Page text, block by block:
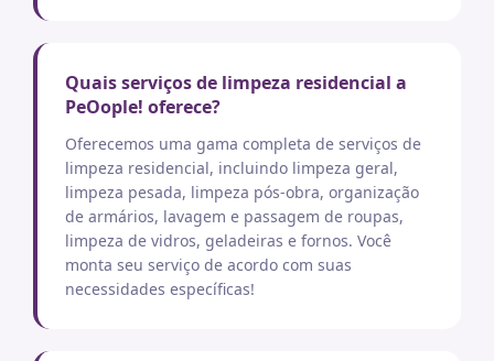
Quais serviços de limpeza residencial a
PeOople! oferece?
Oferecemos uma gama completa de serviços de
limpeza residencial, incluindo limpeza geral,
limpeza pesada, limpeza pós-obra, organização
de armários, lavagem e passagem de roupas,
limpeza de vidros, geladeiras e fornos. Você
monta seu serviço de acordo com suas
necessidades específicas!